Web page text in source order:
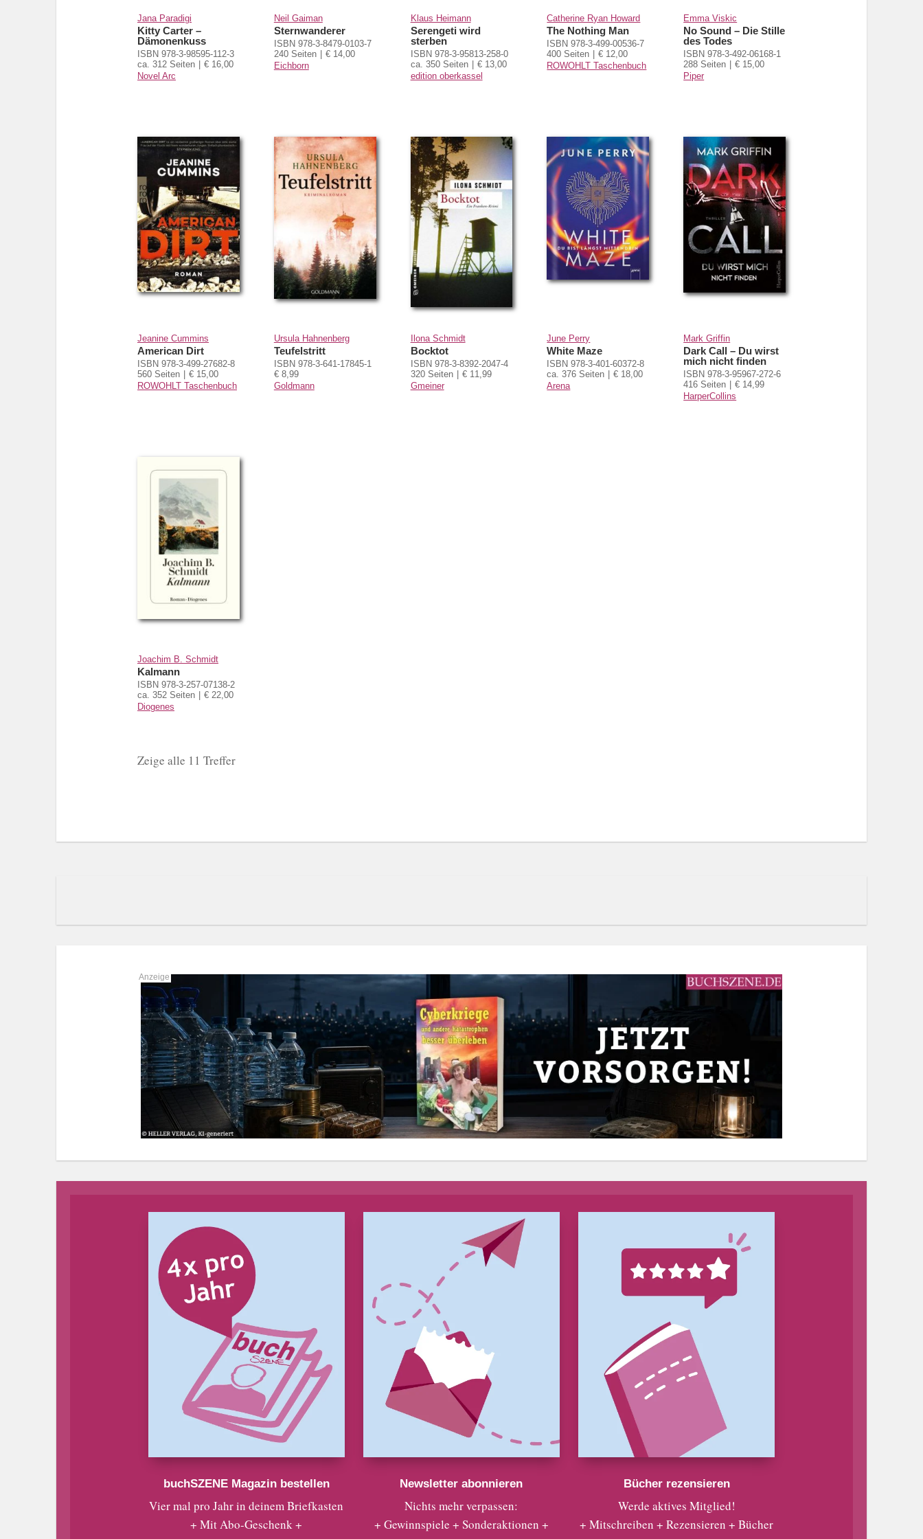
Jana Paradigi
Kitty Carter –
Dämonenkuss
ISBN 978-3-98595-112-3
ca. 312 Seiten
€ 16,00
Novel Arc
Neil Gaiman
Sternwanderer
ISBN 978-3-8479-0103-7
240 Seiten
€ 14,00
Eichborn
Klaus Heimann
Serengeti wird
sterben
ISBN 978-3-95813-258-0
ca. 350 Seiten
€ 13,00
edition oberkassel
Catherine Ryan Howard
The Nothing Man
ISBN 978-3-499-00536-7
400 Seiten
€ 12,00
ROWOHLT Taschenbuch
Emma Viskic
No Sound – Die Stille
des Todes
ISBN 978-3-492-06168-1
288 Seiten
€ 15,00
Piper
Jeanine Cummins
American Dirt
ISBN 978-3-499-27682-8
560 Seiten
€ 15,00
ROWOHLT Taschenbuch
Ursula Hahnenberg
Teufelstritt
ISBN 978-3-641-17845-1
€ 8,99
Goldmann
Ilona Schmidt
Bocktot
ISBN 978-3-8392-2047-4
320 Seiten
€ 11,99
Gmeiner
June Perry
White Maze
ISBN 978-3-401-60372-8
ca. 376 Seiten
€ 18,00
Arena
Mark Griffin
Dark Call – Du wirst
mich nicht finden
ISBN 978-3-95967-272-6
416 Seiten
€ 14,99
HarperCollins
Joachim B. Schmidt
Kalmann
ISBN 978-3-257-07138-2
ca. 352 Seiten
€ 22,00
Diogenes
Zeige alle 11 Treffer
buchSZENE Magazin bestellen
Vier mal pro Jahr in deinem Briefkasten
+ Mit Abo-Geschenk +
Newsletter abonnieren
Nichts mehr verpassen:
+ Gewinnspiele + Sonderaktionen +
Bücher rezensieren
Werde aktives Mitglied!
+ Mitschreiben + Rezensieren + Bücher